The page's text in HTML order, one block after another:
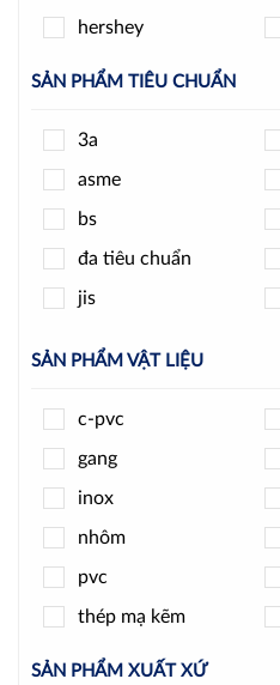
hershey
jpls
minh hòa
pmax
samwoo
shinyi
t-blue
unid
ydk
yongchuang
zenner
SẢN PHẨM TIÊU CHUẨN
3a
asme
bs
đa tiêu chuẩn
jis
SẢN PHẨM VẬT LIỆU
c-pvc
gang
inox
nhôm
pvc
thép mạ kẽm
SẢN PHẨM XUẤT XỨ